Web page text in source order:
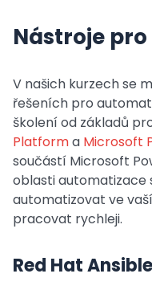
Nástroje
V našich kurzech se
řešeních pro
školení od základů
Platforma Microsoft
součástí Microsoft
oblasti automatizace
automatizovat ve
pracovat rychleji.
Red Hat Ansible